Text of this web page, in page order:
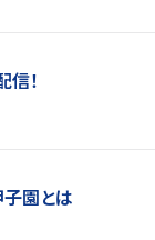
！
園とは